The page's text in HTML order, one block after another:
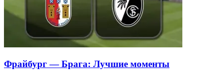
Фрайбург — Брага: Лучшие моменты